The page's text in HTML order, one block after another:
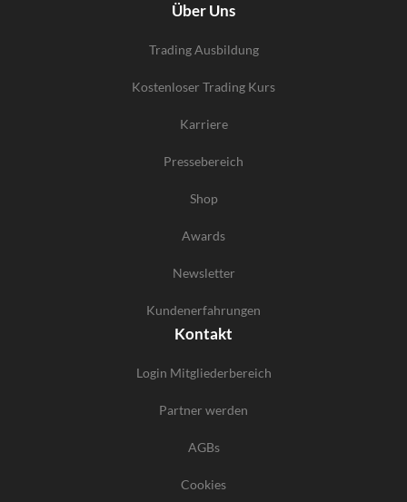
Über Uns
Trading Ausbildung
Kostenloser Trading Kurs
Karriere
Pressebereich
Shop
Awards
Newsletter
Kundenerfahrungen
Kontakt
Login Mitgliederbereich
Partner werden
AGBs
Cookies